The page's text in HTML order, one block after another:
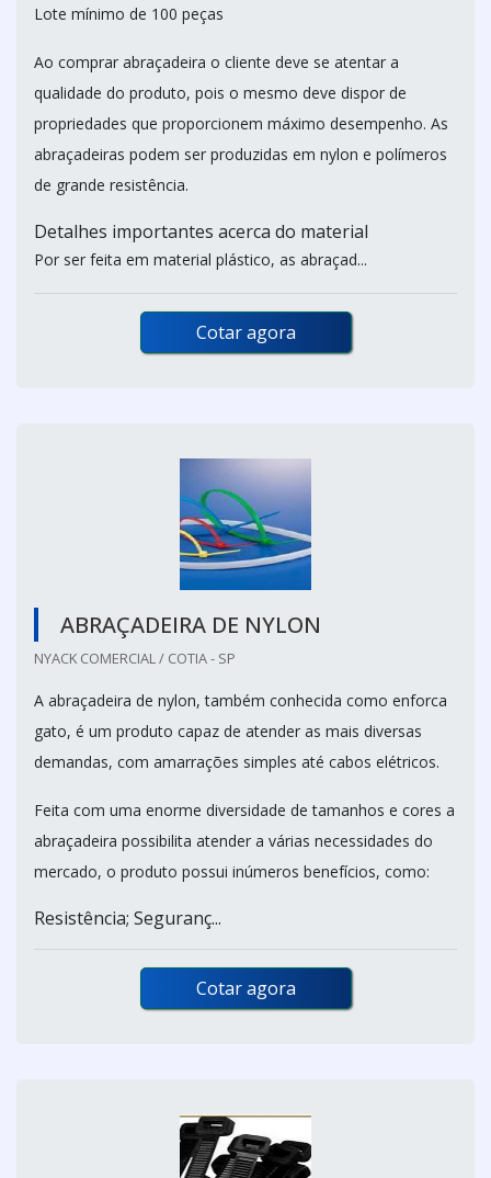
Lote mínimo de 100 peças
Ao comprar abraçadeira o cliente deve se atentar a
qualidade do produto, pois o mesmo deve dispor de
propriedades que proporcionem máximo desempenho. As
abraçadeiras podem ser produzidas em nylon e polímeros
de grande resistência.
Detalhes importantes acerca do material
Por ser feita em material plástico, as abraçad...
Cotar agora
ABRAÇADEIRA DE NYLON
NYACK COMERCIAL / COTIA - SP
A abraçadeira de nylon, também conhecida como enforca
gato, é um produto capaz de atender as mais diversas
demandas, com amarrações simples até cabos elétricos.
Feita com uma enorme diversidade de tamanhos e cores a
abraçadeira possibilita atender a várias necessidades do
mercado, o produto possui inúmeros benefícios, como:
Resistência; Seguranç...
Cotar agora